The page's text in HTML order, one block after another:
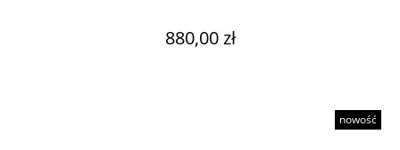
880,00 zł
nowość